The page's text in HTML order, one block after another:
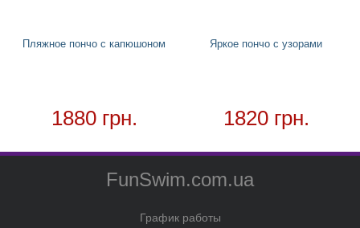
Пляжное пончо с капюшоном
1880 грн.
Яркое пончо с узорами
1820 грн.
FunSwim.com.ua
График работы